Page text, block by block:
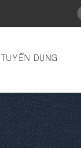
TUYỂN DỤNG